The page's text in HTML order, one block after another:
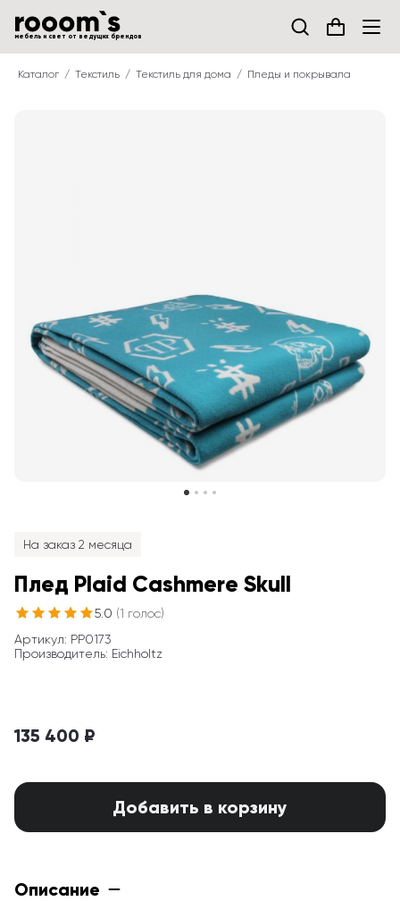
мебель и свет от ведущих брендов
Каталог Текстиль Текстиль для дома Пледы и покрывала
На заказ 2 месяца
Плед Plaid Cashmere Skull
5.0 (1 голос)
Артикул: PP0173
Производитель: Eichholtz
135 400 ₽
Добавить в корзину
Описание